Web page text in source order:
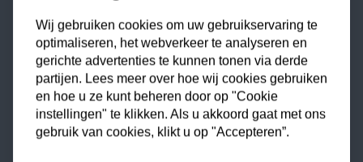
Tig lasapparaat
Aggregaat
Hefbrug
Motorlift
Schaarlift
Heftafel
Wij gebruiken cookies om uw gebruikservaring te
optimaliseren, het webverkeer te analyseren en
gerichte advertenties te kunnen tonen via derde
partijen. Lees meer over hoe wij cookies gebruiken
en hoe u ze kunt beheren door op "Cookie
instellingen" te klikken. Als u akkoord gaat met ons
gebruik van cookies, klikt u op "Accepteren”.